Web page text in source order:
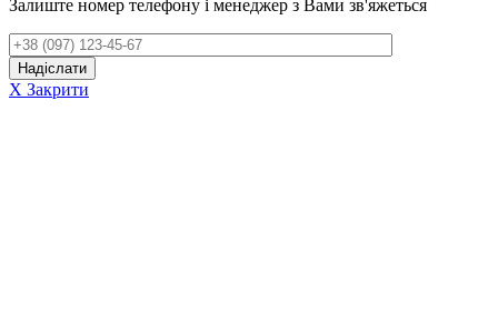
Залиште номер телефону і менеджер з Вами зв'яжеться
X Закрити